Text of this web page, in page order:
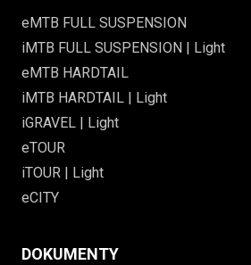
eMTB FULL SUSPENSION
iMTB FULL SUSPENSION | Light
eMTB HARDTAIL
iMTB HARDTAIL | Light
iGRAVEL | Light
eTOUR
iTOUR | Light
eCITY
DOKUMENTY